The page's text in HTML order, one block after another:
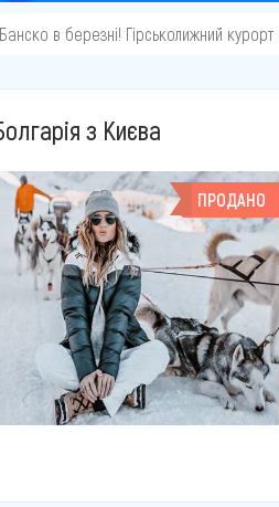
в березні! Гірськолижний курорт
з Києва
ПРОДАНО